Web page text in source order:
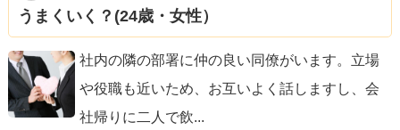
うまくいく？(24歳・女性）
社内の隣の部署に仲の良い同僚がいます。立場
や役職も近いため、お互いよく話しますし、会
社帰りに二人で飲...